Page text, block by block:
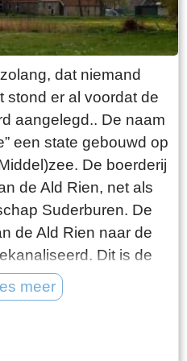
dat niemand
stond er al voordat de
aangelegd.. De naam
een state gebouwd op
De boerderij
de Ald Rien, net als
Suderburen. De
de Ald Rien naar de
Dit is de
kreek die hierop uit
naar de boerderij. Bij
meer